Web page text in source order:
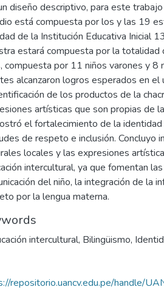
diseño descriptivo, para este
está compuesta por los y las 19
de la Institución Educativa Inicial
estará compuesta por la
compuesta por 11 niños varones y
alcanzaron logros esperados en
de los productos de la
artísticas que son propias de
el fortalecimiento de la
de respeto e inclusión. Concluyo
locales y las expresiones
intercultural, ya que fomentan
del niño, la integración de la
por la lengua materna.
intercultural, Bilingüismo,
repositorio.uancv.edu.pe/handle/